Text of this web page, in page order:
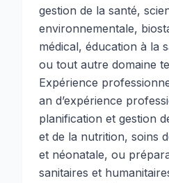
gestion de la santé,
environnementale,
médical, éducation à la
ou tout autre domaine
Expérience
an d’expérience
planification et gestion
et de la nutrition, soins
et néonatale, ou
sanitaires et